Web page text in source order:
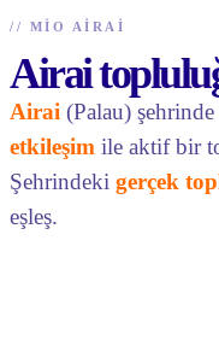
// MIO AIRAI
Airai
Airai (Palau)
etkileşim ile aktif bir
Şehrindeki gerçek
eşleş.